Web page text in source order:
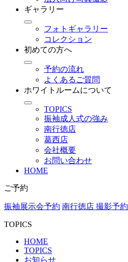
ギャラリー
フォトギャラリー
コレクション
初めての方へ
予約の流れ
よくあるご質問
ホワイトルームについて
TOPICS
振袖成人式の強み
南行徳店
葛西店
会社概要
お問い合わせ
HOME
ご予約
振袖展示会予約 南行徳店 撮影予約
TOPICS
HOME
TOPICS
お知らせ